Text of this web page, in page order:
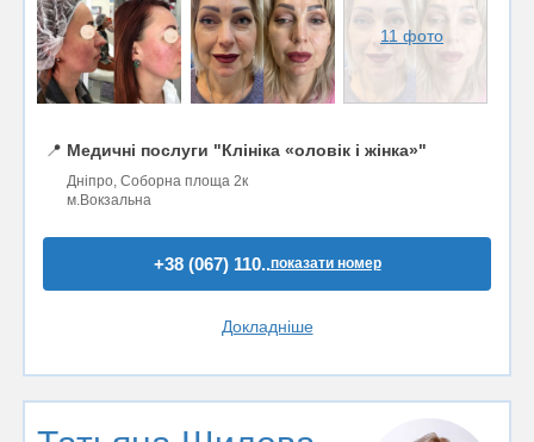
11 фото
📍 Медичні послуги "Клініка «оловік і жінка»"
Дніпро, Соборна площа 2к
м.Вокзальна
+38 (067) 110..показати номер
Докладніше